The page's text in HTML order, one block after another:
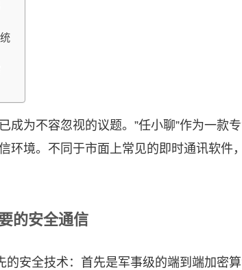
成为不容忽视的议题。”任小聊”作为一款
环境。不同于市面上常见的即时通讯软
的安全通信
安全技术：首先是军事级的端到端加密